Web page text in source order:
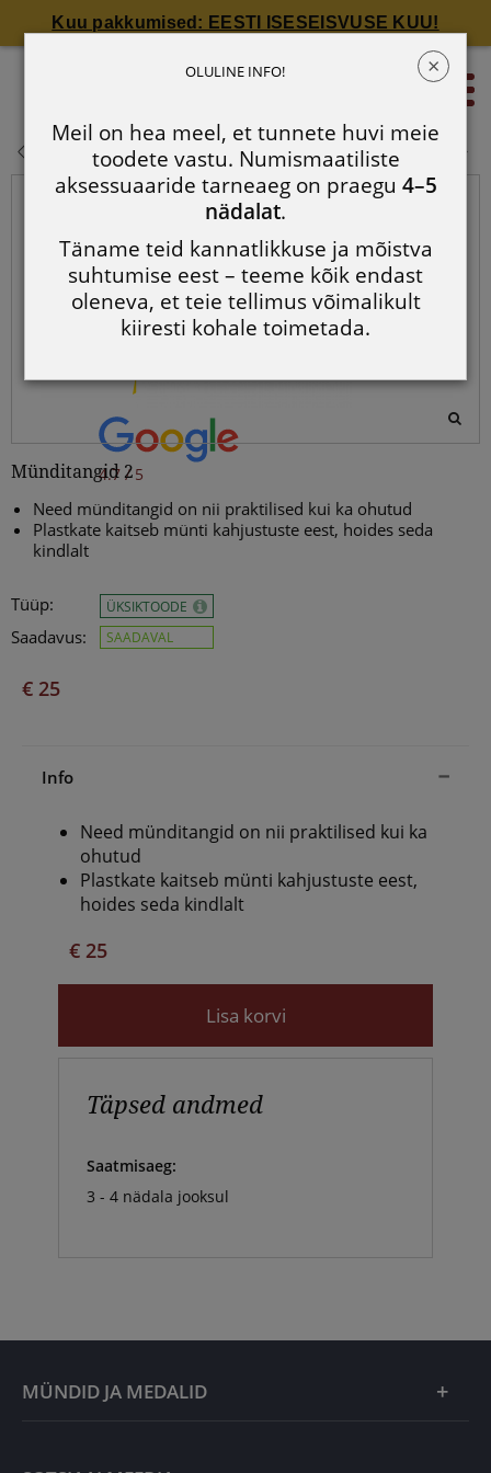
Kuu pakkumised: EESTI ISESEISVUSE KUU!
4.7 / 5
Münditangid 2
Münditangid 2
Need münditangid on nii praktilised kui ka ohutud
Plastkate kaitseb münti kahjustuste eest, hoides seda
kindlalt
Tüüp:
Saadavus:
ÜKSIKTOODE
SAADAVAL
€ 25
Info
Need münditangid on nii praktilised kui ka
ohutud
Plastkate kaitseb münti kahjustuste eest,
hoides seda kindlalt
€ 25
Lisa korvi
Täpsed andmed
Saatmisaeg:
3 - 4 nädala jooksul
Münditangid 2
MÜNDID JA MEDALID
Kuu eripakkumine
×
OLULINE INFO!
Meil on hea meel, et tunnete huvi meie
toodete vastu. Numismaatiliste
aksessuaaride tarneaeg on praegu 4–5
nädalat.
Täname teid kannatlikkuse ja mõistva
suhtumise eest – teeme kõik endast
oleneva, et teie tellimus võimalikult
kiiresti kohale toimetada.